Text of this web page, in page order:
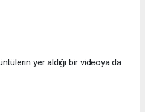
yer aldığı bir videoya da